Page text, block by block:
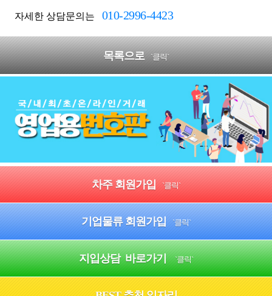
자세한 상담문의는 010-2996-4423
목록으로 `클릭`
차주 회원가입 `클릭`
기업물류 회원가입 `클릭`
지입상담 바로가기 `클릭`